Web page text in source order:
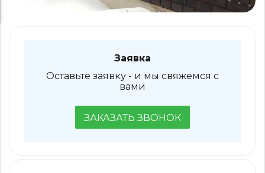
Заявка
Оставьте заявку - и мы свяжемся с
вами
ЗАКАЗАТЬ ЗВОНОК